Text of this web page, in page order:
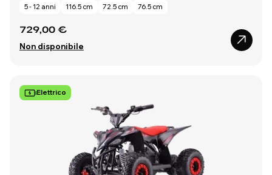
5 - 12 anni 116.5 cm 72.5 cm 76.5 cm
729,00 €
Non disponibile
Elettrico